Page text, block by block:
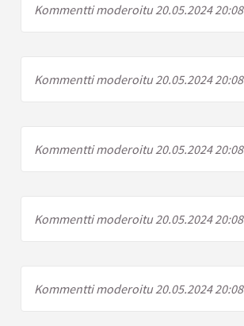
Kommentti moderoitu 20.05.2024 20:08
Kommentti moderoitu 20.05.2024 20:08
Kommentti moderoitu 20.05.2024 20:08
Kommentti moderoitu 20.05.2024 20:08
Kommentti moderoitu 20.05.2024 20:08